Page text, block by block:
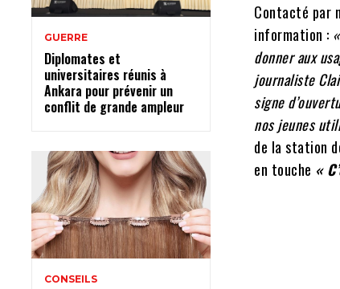
GUERRE
Diplomates et
universitaires réunis à
Ankara pour prévenir un
conflit de grande ampleur
CONSEILS
Contacté par
information :
donner aux
journaliste
signe
nos jeunes
de la station
en touche «